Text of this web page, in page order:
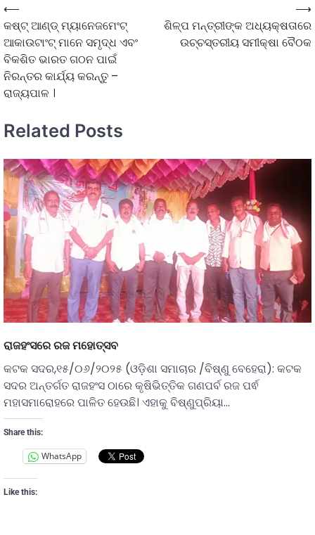
⟵
କଷ୍ଟ୍ ଆଣ୍ଡ୍ ମ୍ୟାନେଜମେଂଟ୍
ଆକାଉଟାଂଟ୍ ମାନେ ସମୃଦ୍ଧ ଏବଂ
ବିକଶିତ ଭାରତ ଗଠନ ପାଇଁ
ନିରନ୍ତର କାର୍ଯ୍ୟ କରନ୍ତୁ –
ରାଜ୍ୟପାଳ ।
ଶିଳ୍ପ ମନ୍ତ୍ରୀଙ୍କ ଅଧ୍ୟକ୍ଷତାରେ
ଉଚ୍ଚସ୍ତରୀୟ ସମୀକ୍ଷା ବୈଠକ
⟶
Related Posts
ରାଜହଂସରେ ରଜ ମହୋତ୍ସବ
କଟକ ସଦର,୧୫/୦୬/୨୦୨୫ (ଓଡ଼ିଶା ସମାଚାର /ବିଷ୍ଣୁ ବେହେରା): କଟକ
ସଦର ଅନ୍ତର୍ଗତ ରାଜହଂସ ଠାରେ କୃଷିଭିତ୍ତିକ ଗଣପର୍ବ ରଜ ପର୍ଵ
ମହାସମାରୋହରେ ପାଳିତ ହେଉଛି। ଏହାକୁ ବିଷ୍ଣୁପ୍ରିୟା…
Share this:
WhatsApp
Like this: